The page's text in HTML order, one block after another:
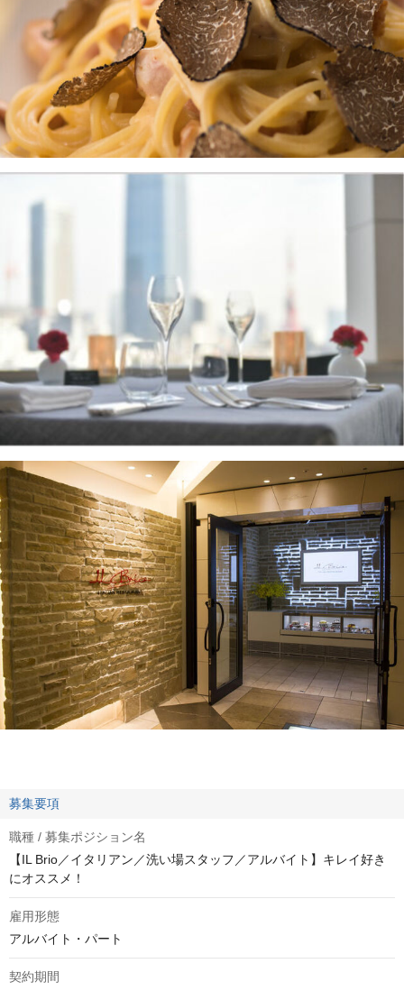
募集要項
職種 / 募集ポジション名
【IL Brio／イタリアン／洗い場スタッフ／アルバイト】キレイ好き
にオススメ！
雇用形態
アルバイト・パート
契約期間